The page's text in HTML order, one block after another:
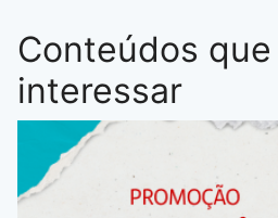
Conteúdos
interessar